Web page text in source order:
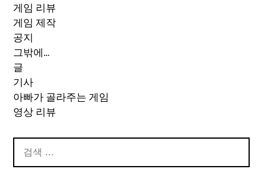
게임 리뷰
게임 제작
공지
그밖에…
글
기사
아빠가 골라주는 게임
영상 리뷰
색: